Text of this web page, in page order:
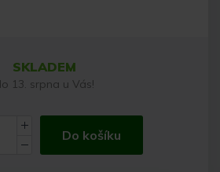
SKLADEM
13. srpna u Vás!
Do košíku